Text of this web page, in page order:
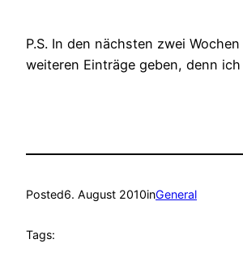
P.S. In den nächsten zwei
weiteren Einträge geben, denn
Posted6. August 2010inGeneral
Tags: